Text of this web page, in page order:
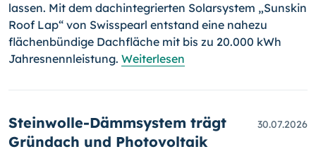
lassen. Mit dem dachintegrierten Solarsystem „Sunskin
Roof Lap“ von Swisspearl entstand eine nahezu
flächenbündige Dachfläche mit bis zu 20.000 kWh
Jahresnennleistung. Weiterlesen
Steinwolle-Dämmsystem trägt
Gründach und Photovoltaik
30.07.2026